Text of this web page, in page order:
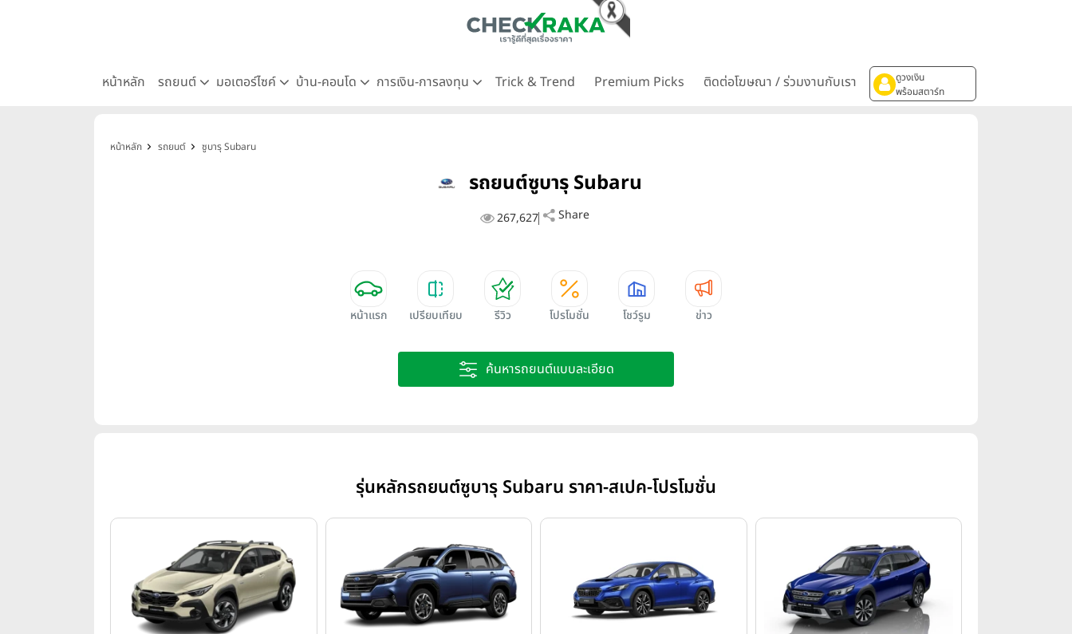
หน้าหลัก รถยนต์ มอเตอร์ไซค์ บ้าน-คอนโด การเงิน-การลงทุน Trick & Trend Premium Picks ติดต่อโฆษณา / ร่วมงานกับเรา
ดูวงเงิน
พร้อมสตาร์ท
หน้าหลัก รถยนต์ ซูบารุ Subaru
รถยนต์ซูบารุ Subaru
267,627 Share
หน้าแรก เปรียบเทียบ รีวิว โปรโมชั่น โชว์รูม ข่าว
ค้นหารถยนต์แบบละเอียด
รุ่นหลักรถยนต์ซูบารุ Subaru ราคา-สเปค-โปรโมชั่น